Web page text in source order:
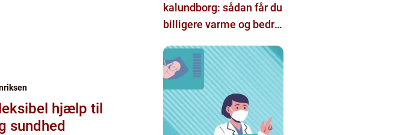
hjælp til
sundhed
kalundborg: sådan får du
billigere varme og bedre